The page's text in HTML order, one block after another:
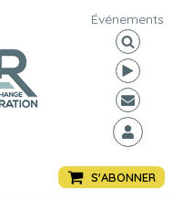
Événements
S'ABONNER